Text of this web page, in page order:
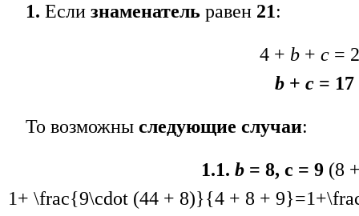
1. Если знаменатель равен 21:
4 + b+ c=
b+ c= 17
То возможны следующие случаи:
1.1. b = 8, c = 9 (8
1+ \frac{9\cdot (44 + 8)}{4 + 8 +